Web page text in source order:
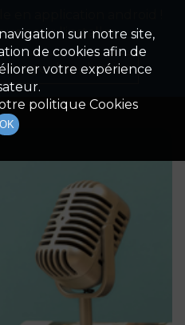
sur notre site,
de cookies afin de
votre expérience
politique Cookies
OK
pour l'installer.
l'application